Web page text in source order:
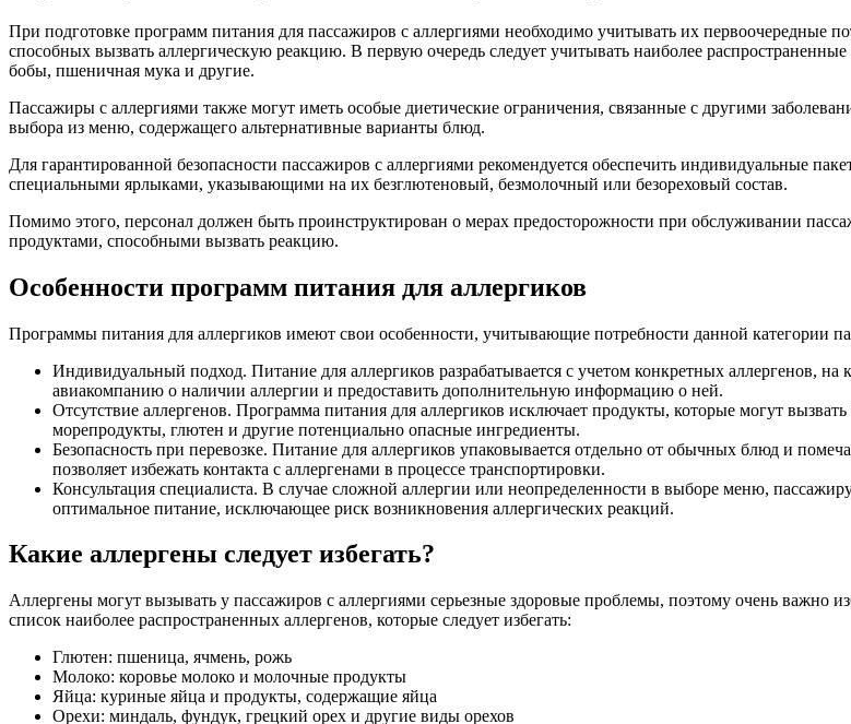
При подготовке программ питания для пассажиров с аллергиями необходимо учитывать их первоочередные
способных вызвать аллергическую реакцию. В первую очередь следует учитывать наиболее
бобы, пшеничная мука и другие.
Пассажиры с аллергиями также могут иметь особые диетические ограничения, связанные с другими
выбора из меню, содержащего альтернативные варианты блюд.
Для гарантированной безопасности пассажиров с аллергиями рекомендуется обеспечить индивидуальные
специальными ярлыками, указывающими на их безглютеновый, безмолочный или безореховый состав.
Помимо этого, персонал должен быть проинструктирован о мерах предосторожности при обслуживании
продуктами, способными вызвать реакцию.
Особенности программ питания для аллергиков
Программы питания для аллергиков имеют свои особенности, учитывающие потребности данной категории
Индивидуальный подход. Питание для аллергиков разрабатывается с учетом конкретных аллергенов,
авиакомпанию о наличии аллергии и предоставить дополнительную информацию о ней.
Отсутствие аллергенов. Программа питания для аллергиков исключает продукты, которые могут
морепродукты, глютен и другие потенциально опасные ингредиенты.
Безопасность при перевозке. Питание для аллергиков упаковывается отдельно от обычных блюд и
позволяет избежать контакта с аллергенами в процессе транспортировки.
Консультация специалиста. В случае сложной аллергии или неопределенности в выборе меню,
оптимальное питание, исключающее риск возникновения аллергических реакций.
Какие аллергены следует избегать?
Аллергены могут вызывать у пассажиров с аллергиями серьезные здоровые проблемы, поэтому очень важно
список наиболее распространенных аллергенов, которые следует избегать:
Глютен: пшеница, ячмень, рожь
Молоко: коровье молоко и молочные продукты
Яйца: куриные яйца и продукты, содержащие яйца
Орехи: миндаль, фундук, грецкий орех и другие виды орехов